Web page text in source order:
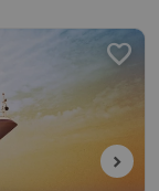
favorite
chevron_right